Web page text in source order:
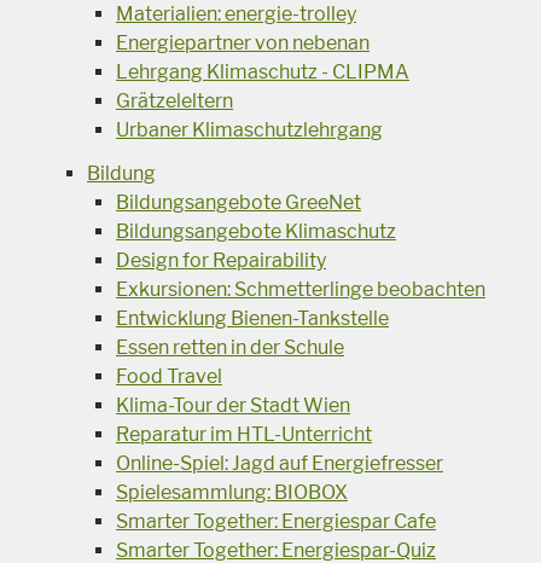
Materialien: energie-trolley
Energiepartner von nebenan
Lehrgang Klimaschutz - CLIPMA
Grätzeleltern
Urbaner Klimaschutzlehrgang
Bildung
Bildungsangebote GreeNet
Bildungsangebote Klimaschutz
Design for Repairability
Exkursionen: Schmetterlinge beobachten
Entwicklung Bienen-Tankstelle
Essen retten in der Schule
Food Travel
Klima-Tour der Stadt Wien
Reparatur im HTL-Unterricht
Online-Spiel: Jagd auf Energiefresser
Spielesammlung: BIOBOX
Smarter Together: Energiespar Cafe
Smarter Together: Energiespar-Quiz